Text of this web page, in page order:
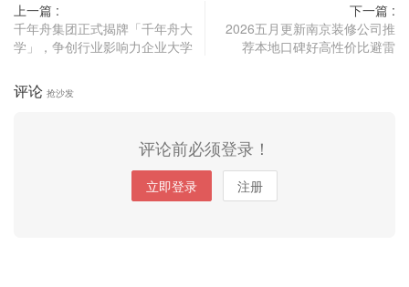
上一篇 :
千年舟集团正式揭牌「千年舟大
学」，争创行业影响力企业大学
下一篇 :
2026五月更新南京装修公司推
荐本地口碑好高性价比避雷
评论 抢沙发
评论前必须登录！
立即登录 注册